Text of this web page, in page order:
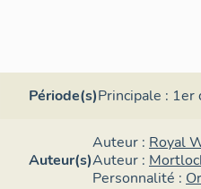
Période(s)Principale : 1er
Auteur(s)
Auteur : Royal
Auteur :
Personnalité :